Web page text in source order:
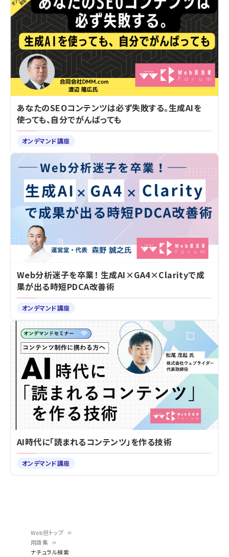
Web担トップ
用語集
ナチュラル検索
あなたのSEOコンテンツは必ず失敗する。生成AIを
使っても、自分でがんばっても
オンデマンド講座
Web分析迷子を卒業！ 生成AI×GA4×Clarityで成
果が出る時短PDCA改善術
オンデマンド講座
AI時代に「読まれるコンテンツ」を作る技術
オンデマンド講座